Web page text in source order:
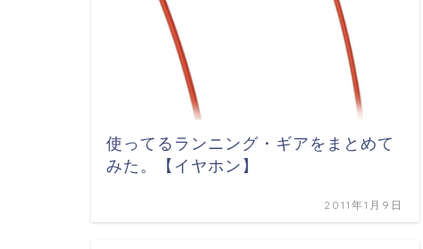
使ってるランニング・ギアをまとめて
みた。【イヤホン】
2011年1月9日